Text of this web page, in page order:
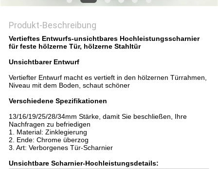
Produkt-Beschreibung
Vertieftes Entwurfs-unsichtbares Hochleistungsscharnier
für feste hölzerne Tür, hölzerne Stahltür
Unsichtbarer Entwurf
Vertiefter Entwurf macht es vertieft in den hölzernen Türrahmen,
Niveau mit dem Boden, schaut schöner
Verschiedene Spezifikationen
13/16/19/25/28/34mm Stärke, damit Sie beschließen, Ihre
Nachfragen zu befriedigen
1. Material: Zinklegierung
2. Ende: Chrome überzog
3. Art: Verborgenes Tür-Scharnier
Unsichtbare Scharnier-Hochleistungsdetails: